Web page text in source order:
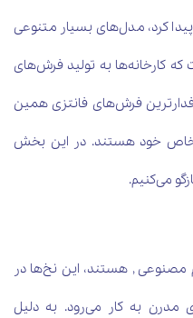
کرد، مدل‌های بسیار متنوعی
کارخانه‌ها به تولید فرش‌های
فرش‌های فانتزی همین
خاص خود هستند. در این بخش
می‌کنیم.
مصنوعی , هستند، این نخ‌ها در
مدرن به کار می‌رود. به دلیل